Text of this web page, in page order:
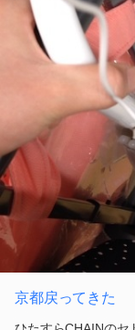
京都戻ってきた